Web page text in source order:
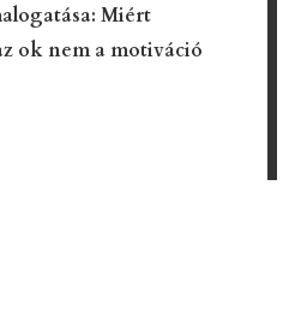
Miért
ok nem a motiváció